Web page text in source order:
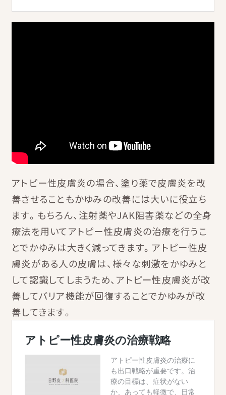
アトピー性皮膚炎の場合、塗り薬で皮膚炎を改
善させることもかゆみの改善には大いに役立ち
ます。もちろん、注射薬やJAK阻害薬などの全身
療法を用いてアトピー性皮膚炎の治療を行うこ
とでかゆみは大きく減ってきます。アトピー性皮
膚炎がある人の皮膚は、様々な刺激をかゆみと
して認識してしまうため、アトピー性皮膚炎が改
善してバリア機能が回復することでかゆみが改
善してきます。